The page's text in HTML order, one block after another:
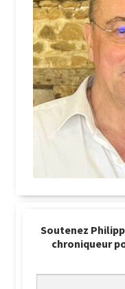
Soutenez
chroniqueur